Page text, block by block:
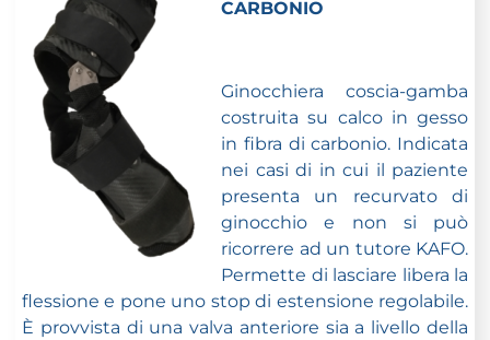
CARBONIO
Ginocchiera coscia-gamba
costruita su calco in gesso
in fibra di carbonio. Indicata
nei casi di in cui il paziente
presenta un recurvato di
ginocchio e non si può
ricorrere ad un tutore KAFO.
Permette di lasciare libera la
flessione e pone uno stop di estensione regolabile.
È provvista di una valva anteriore sia a livello della